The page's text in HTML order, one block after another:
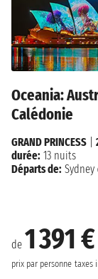
Oceania:
Calédonie
de 1 391 €
prix par personne taxes
GRAND PRINCESS
durée: 13 nuits
Départs de: Sydney